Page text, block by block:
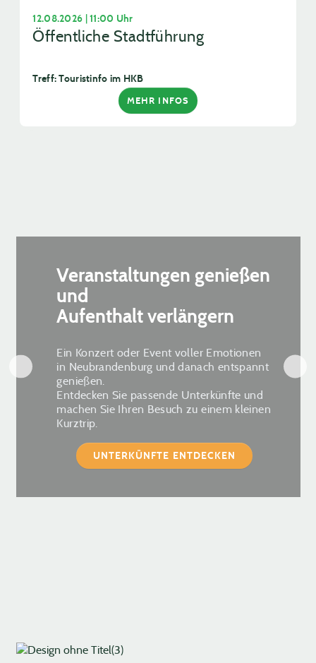
12.08.2026 | 11:00 Uhr
Öffentliche Stadtführung
Treff: Touristinfo im HKB
MEHR INFOS
Veranstaltungen genießen
und
Aufenthalt verlängern
Ein Konzert oder Event voller Emotionen
in Neubrandenburg und danach entspannt
genießen.
Entdecken Sie passende Unterkünfte und
machen Sie Ihren Besuch zu einem kleinen
Kurztrip.
UNTERKÜNFTE ENTDECKEN